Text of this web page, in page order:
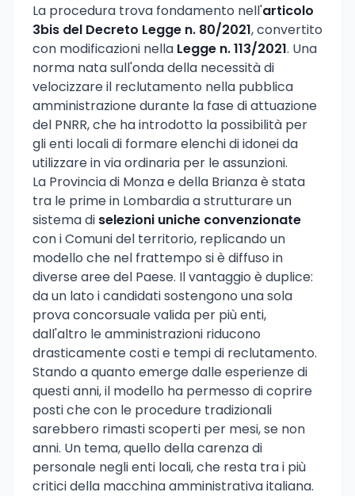
La procedura trova fondamento nell'articolo
3bis del Decreto Legge n. 80/2021, convertito
con modificazioni nella Legge n. 113/2021. Una
norma nata sull'onda della necessità di
velocizzare il reclutamento nella pubblica
amministrazione durante la fase di attuazione
del PNRR, che ha introdotto la possibilità per
gli enti locali di formare elenchi di idonei da
utilizzare in via ordinaria per le assunzioni.
La Provincia di Monza e della Brianza è stata
tra le prime in Lombardia a strutturare un
sistema di selezioni uniche convenzionate
con i Comuni del territorio, replicando un
modello che nel frattempo si è diffuso in
diverse aree del Paese. Il vantaggio è duplice:
da un lato i candidati sostengono una sola
prova concorsuale valida per più enti,
dall'altro le amministrazioni riducono
drasticamente costi e tempi di reclutamento.
Stando a quanto emerge dalle esperienze di
questi anni, il modello ha permesso di coprire
posti che con le procedure tradizionali
sarebbero rimasti scoperti per mesi, se non
anni. Un tema, quello della carenza di
personale negli enti locali, che resta tra i più
critici della macchina amministrativa italiana.